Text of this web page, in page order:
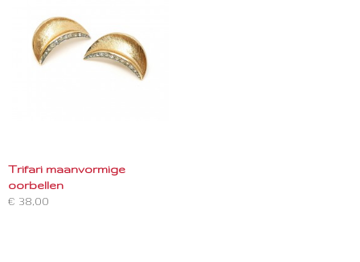
Trifari maanvormige
oorbellen
€ 38,00